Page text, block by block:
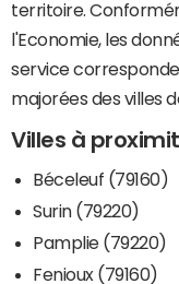
territoire.
l'Economie, les
service
majorées des villes
Villes à
Béceleuf (79160)
Surin (79220)
Pamplie (79220)
Fenioux (79160)